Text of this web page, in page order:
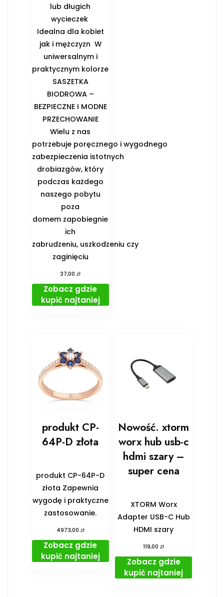
lub długich
wycieczek ️
Idealna dla kobiet
jak i mężczyzn ️ W
uniwersalnym i
praktycznym kolorze
️SASZETKA
BIODROWA –
BEZPIECZNE I MODNE
PRZECHOWANIE️
Wielu z nas
potrzebuje poręcznego i wygodnego
zabezpieczenia istotnych
drobiazgów, który
podczas każdego
naszego pobytu
poza
domem zapobiegnie
ich
zabrudzeniu, uszkodzeniu czy
zaginięciu
37,00zł
Zobacz gdzie
kupić najtaniej
produkt CP-
64P-D złota
produkt CP-64P-D
złota Zapewnia
wygodę i praktyczne
zastosowanie.
4973,00 zł
Zobacz gdzie
kupić najtaniej
Nowość. xtorm
worx hub usb-c
hdmi szary –
super cena
XTORM Worx
Adapter USB-C Hub
HDMI szary
119,00zł
Zobacz gdzie
kupić najtaniej